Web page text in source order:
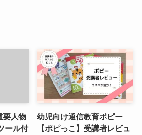
要人物
ール付
幼児向け通信教育ポピー
【ポピっこ】受講者レビュ